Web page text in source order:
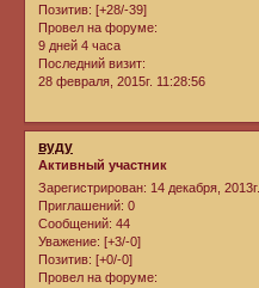
Позитив: [+28/-39]
Провел на форуме:
9 дней 4 часа
Последний визит:
28 февраля, 2015г. 11:28:56
вуду
Активный участник
Зарегистрирован: 14 декабря, 2013г.
Приглашений: 0
Сообщений: 44
Уважение: [+3/-0]
Позитив: [+0/-0]
Провел на форуме: